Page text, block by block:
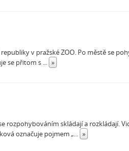
v pražské ZOO. Po městě se
se přitom s ... »
rozpohybováním skládají a rozkládají.
označuje pojmem „... »